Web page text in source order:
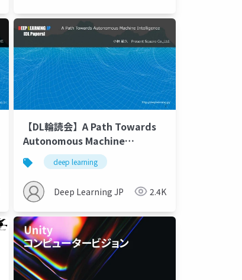
【DL輪読会】A Path Towards
Autonomous Machine
Intelligence
deep learning
Deep Learning JP 2.4K